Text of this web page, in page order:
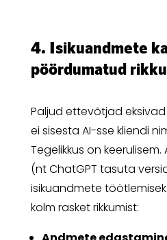
4. Isikuandmete
pöördumatud
Paljud ettevõtjad
ei sisesta AI-sse kliendi
Tegelikkus on
(nt ChatGPT tasuta
isikuandmete
kolm rasket rikkumist: